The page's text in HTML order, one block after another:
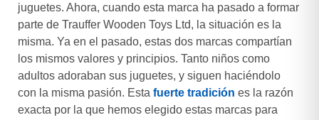
juguetes. Ahora, cuando esta marca ha pasado a formar
parte de Trauffer Wooden Toys Ltd, la situación es la
misma. Ya en el pasado, estas dos marcas compartían
los mismos valores y principios. Tanto niños como
adultos adoraban sus juguetes, y siguen haciéndolo
con la misma pasión. Esta fuerte tradición es la razón
exacta por la que hemos elegido estas marcas para